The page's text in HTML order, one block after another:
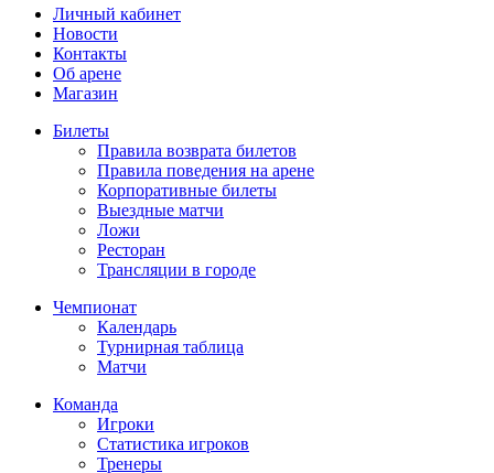
Личный кабинет
Новости
Контакты
Об арене
Магазин
Билеты
Правила возврата билетов
Правила поведения на арене
Корпоративные билеты
Выездные матчи
Ложи
Ресторан
Трансляции в городе
Чемпионат
Календарь
Турнирная таблица
Матчи
Команда
Игроки
Статистика игроков
Тренеры